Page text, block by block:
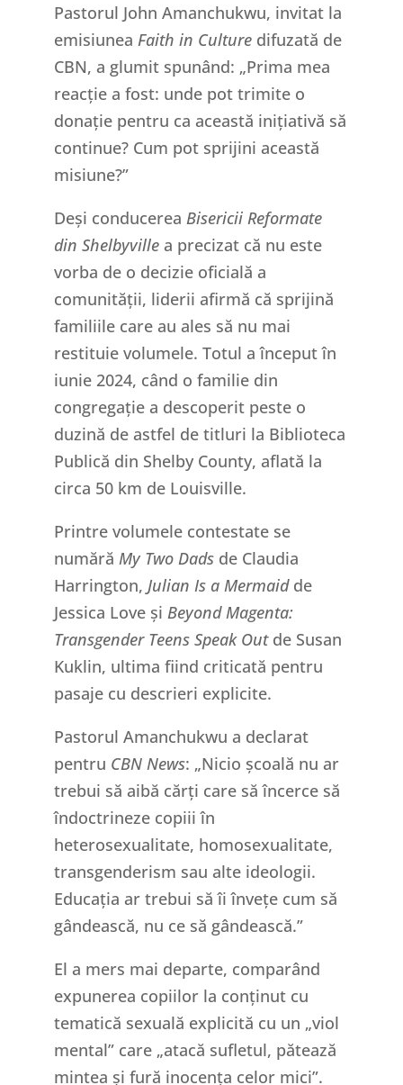
Pastorul John Amanchukwu, invitat la
emisiunea Faith in Culturedifuzată de
CBN, a glumit spunând: „Prima mea
reacție a fost: unde pot trimite o
donație pentru ca această inițiativă să
continue? Cum pot sprijini această
misiune?”
Deși conducerea Bisericii Reformate
din Shelbyvillea precizat că nu este
vorba de o decizie oficială a
comunității, liderii afirmă că sprijină
familiile care au ales să nu mai
restituie volumele. Totul a început în
iunie 2024, când o familie din
congregație a descoperit peste o
duzină de astfel de titluri la Biblioteca
Publică din Shelby County, aflată la
circa 50 km de Louisville.
Printre volumele contestate se
numără My Two Dadsde Claudia
Harrington, Julian Is a Mermaidde
Jessica Love și Beyond Magenta:
Transgender Teens Speak Outde Susan
Kuklin, ultima fiind criticată pentru
pasaje cu descrieri explicite.
Pastorul Amanchukwu a declarat
pentru CBN News: „Nicio școală nu ar
trebui să aibă cărți care să încerce să
îndoctrineze copiii în
heterosexualitate, homosexualitate,
transgenderism sau alte ideologii.
Educația ar trebui să îi învețe cum să
gândească, nu ce să gândească.”
El a mers mai departe, comparând
expunerea copiilor la conținut cu
tematică sexuală explicită cu un „viol
mental” care „atacă sufletul, pătează
mintea și fură inocența celor mici”.